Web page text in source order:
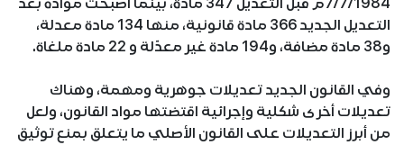
7/7/1984م قبل التعديل 347 مادة، بينما أصبحت مواده بعد
التعديل الجديد 366 مادة قانونية، منها 134 مادة معدلة،
و38 مادة مضافة، و194 مادة غير معدّلة و 22 مادة ملغاة.
وفي القانون الجديد تعديلات جوهرية ومهمة، وهناك
تعديلات أخرى شكلية وإجرائية اقتضتها مواد القانون، ولعل
من أبرز التعديلات على القانون الأصلي ما يتعلق بمنع توثيق